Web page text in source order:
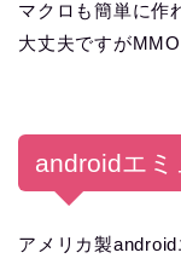
マクロも簡単に作
大丈夫ですが
androidエ
アメリカ製